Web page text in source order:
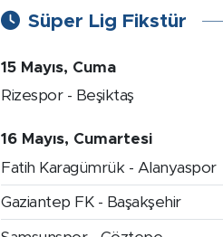
Süper Lig Fikstür
15 Mayıs, Cuma
Rizespor - Beşiktaş
16 Mayıs, Cumartesi
Fatih Karagümrük - Alanyaspor
Gaziantep FK - Başakşehir